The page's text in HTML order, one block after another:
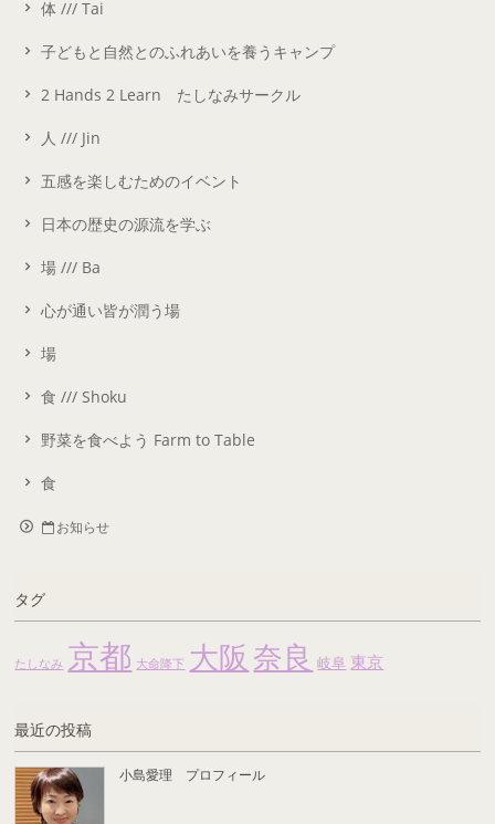
体 /// Tai
子どもと自然とのふれあいを養うキャンプ
2 Hands 2 Learn たしなみサークル
人 /// Jin
五感を楽しむためのイベント
日本の歴史の源流を学ぶ
場 /// Ba
心が通い皆が潤う場
場
食 /// Shoku
野菜を食べよう Farm to Table
食
お知らせ
タグ
たしなみ 京都 大命降下 大阪 奈良 岐阜 東京
最近の投稿
小島愛理 プロフィール